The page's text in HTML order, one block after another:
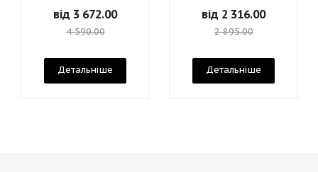
від 3 672.00
4 590.00
Детальніше
від 2 316.00
2 895.00
Детальніше